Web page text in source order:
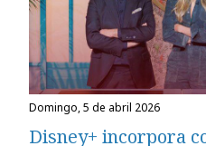
domingo, 5 de abril 2026
Disney+ incorpora